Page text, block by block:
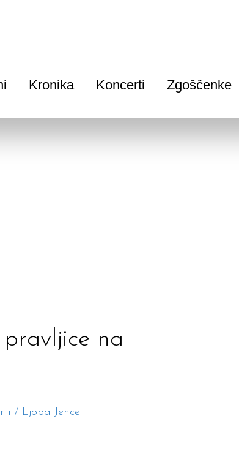
Kronika Koncerti Zgoščenke
na
/ Ljoba Jence